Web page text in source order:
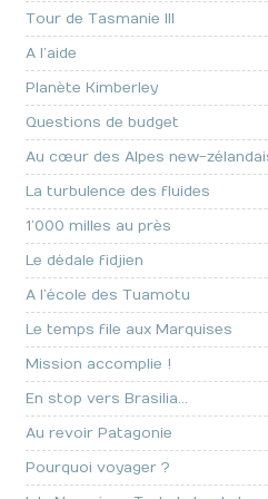
Tour de Tasmanie III
A l’aide
Planète Kimberley
Questions de budget
Au cœur des Alpes new-
La turbulence des fluides
1’000 milles au près
Le dédale fidjien
A l’école des Tuamotu
Le temps file aux Marquises
Mission accomplie !
En stop vers Brasilia…
Au revoir Patagonie
Pourquoi voyager ?